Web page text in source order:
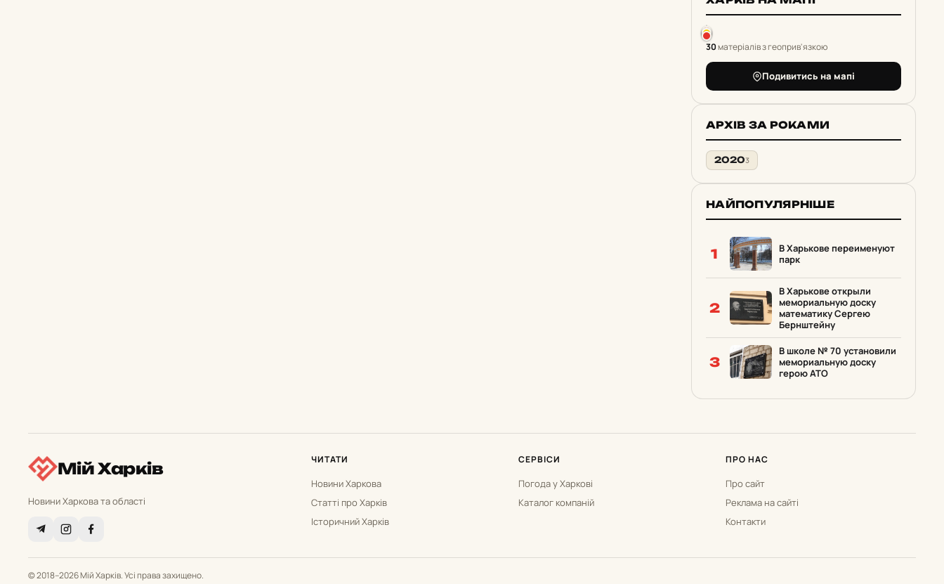
30матеріалів з геоприв'язкою
Подивитись на мапі
АРХІВ ЗА РОКАМИ
20203
НАЙПОПУЛЯРНІШЕ
1
В Харькове переименуют
парк
2
В Харькове открыли
мемориальную доску
математику Сергею
Бернштейну
3
В школе № 70 установили
мемориальную доску
герою АТО
Мій Харків
Новини Харкова та області
ЧИТАТИ
Новини Харкова
Статті про Харків
Історичний Харків
СЕРВІСИ
Погода у Харкові
Каталог компаній
ПРО НАС
Про сайт
Реклама на сайті
Контакти
© 2018–2026 Мій Харків. Усі права захищено.